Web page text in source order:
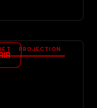
PROJECTION